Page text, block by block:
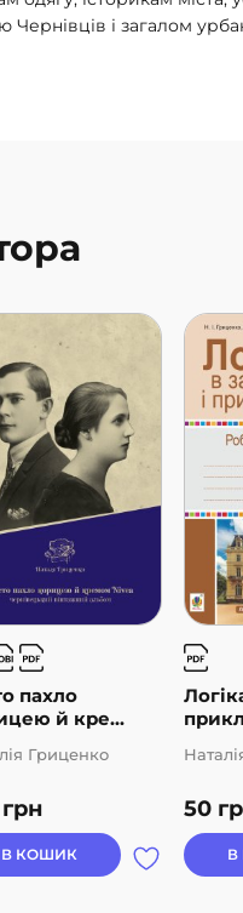
Чернівців і загалом
пахло
й кре...
грн
Гриценко
В КОШИК
50
В